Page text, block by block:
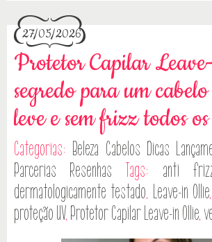
27/05/2026
Protetor Capilar
segredo para um
leve e sem frizz todos
Categorias: Beleza Cabelos Dicas
Parcerias
Resenhas Tags: anti
dermatologicamente testado, Leave-in Ollie,
proteção UV, Protetor Capilar Leave-in Ollie,